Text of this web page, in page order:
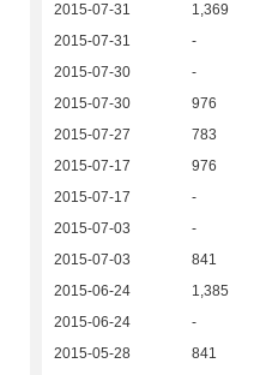
2015-07-31
1,369
2015-07-31
-
2015-07-30
-
2015-07-30
976
2015-07-27
783
2015-07-17
976
2015-07-17
-
2015-07-03
-
2015-07-03
841
2015-06-24
1,385
2015-06-24
-
2015-05-28
841